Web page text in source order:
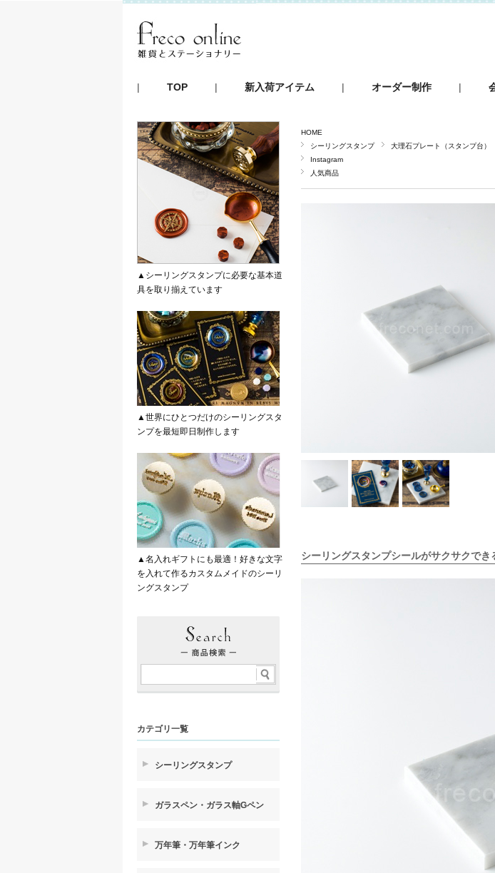
TOP 新入荷アイテム オーダー制作
HOME
シーリングスタンプ
大理石プレート（スタンプ台）
Instagram
人気商品
シーリングスタンプシールがサクサクでき
▲シーリングスタンプに必要な基本道
具を取り揃えています
▲世界にひとつだけのシーリングスタ
ンプを最短即日制作します
▲名入れギフトにも最適！好きな文字
を入れて作るカスタムメイドのシーリ
ングスタンプ
カテゴリ一覧
シーリングスタンプ
ガラスペン・ガラス軸Gペン
万年筆・万年筆インク